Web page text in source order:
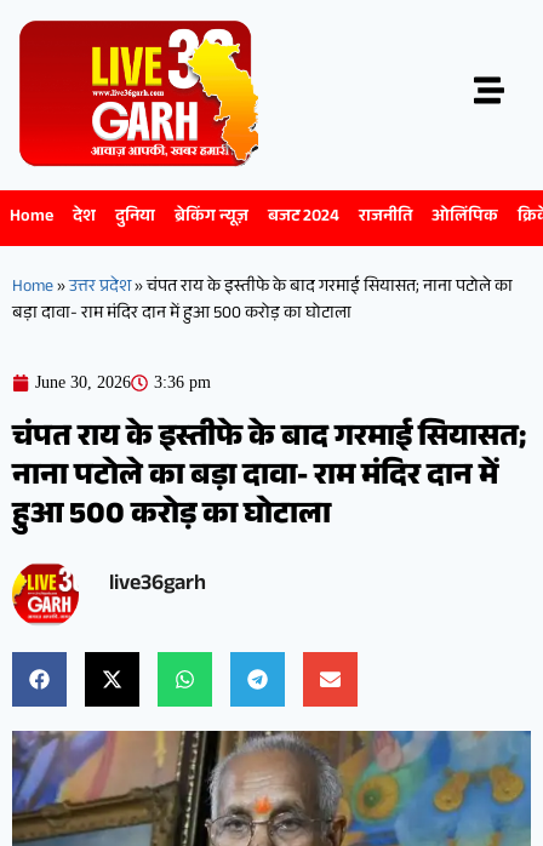
Home देश दुनिया ब्रेकिंग न्यूज़ बजट 2024 राजनीति ओलिंपिक
Home»उत्तर प्रदेश»चंपत राय के इस्तीफे के बाद गरमाई सियासत; नाना पटोले का
बड़ा दावा- राम मंदिर दान में हुआ 500 करोड़ का घोटाला
June 30, 2026 3:36 pm
चंपत राय के इस्तीफे के बाद गरमाई सियासत;
नाना पटोले का बड़ा दावा- राम मंदिर दान में
हुआ 500 करोड़ का घोटाला
live36garh